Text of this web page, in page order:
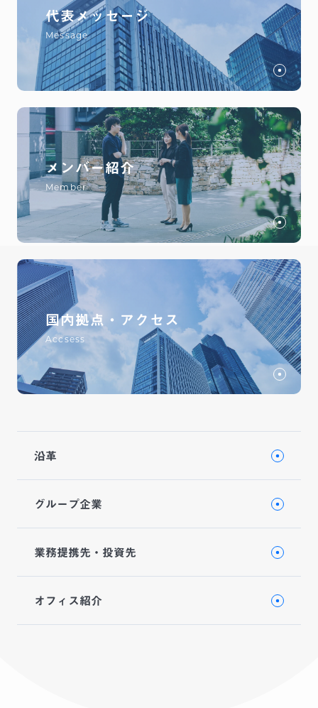
代表メッセージ
Message
メンバー紹介
Member
国内拠点・アクセス
Accsess
沿革
グループ企業
業務提携先・投資先
オフィス紹介